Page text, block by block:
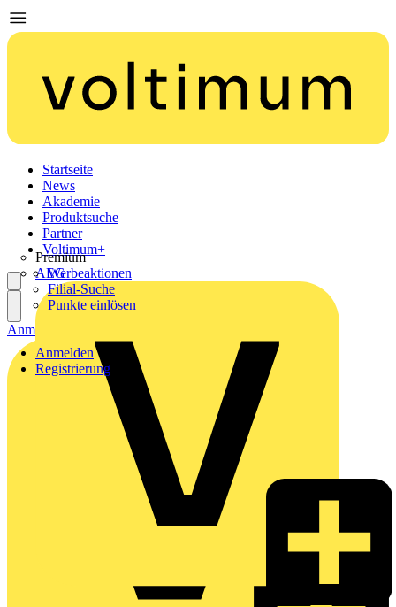
Startseite
News
Akademie
Produktsuche
Partner
Premium
AEG
Voltimum+
Werbeaktionen
Filial-Suche
Punkte einlösen
Anmelden
Registrierung
Anmelden